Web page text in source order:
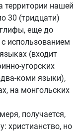
территории нашей
30 (тридцати)
еще до
использованием
(входит
угорских
коми языки),
на монгольских
получается,
христианство, но